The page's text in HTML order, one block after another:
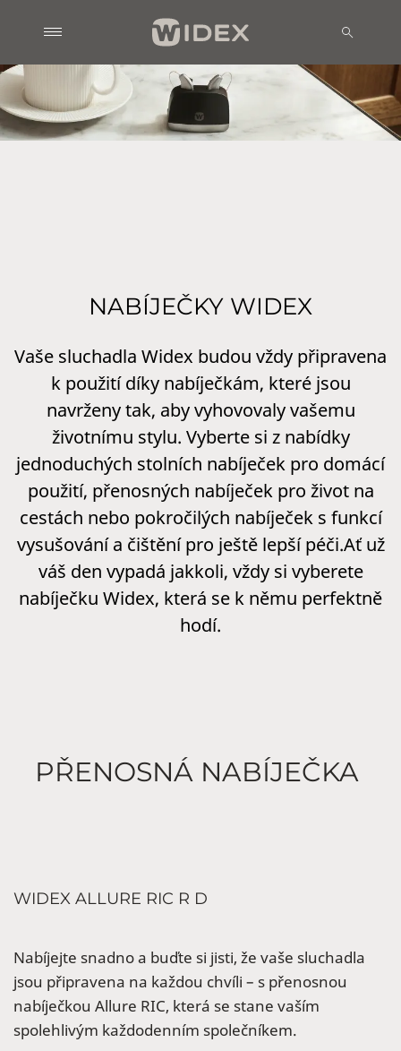
NABÍJEČKY WIDEX
Vaše sluchadla Widex budou vždy připravena
k použití díky nabíječkám, které jsou
navrženy tak, aby vyhovovaly vašemu
životnímu stylu. Vyberte si z nabídky
jednoduchých stolních nabíječek pro domácí
použití, přenosných nabíječek pro život na
cestách nebo pokročilých nabíječek s funkcí
vysušování a čištění pro ještě lepší péči.Ať už
váš den vypadá jakkoli, vždy si vyberete
nabíječku Widex, která se k němu perfektně
hodí.
PŘENOSNÁ NABÍJEČKA
WIDEX ALLURE RIC R D
Nabíjejte snadno a buďte si jisti, že vaše sluchadla
jsou připravena na každou chvíli – s přenosnou
nabíječkou Allure RIC, která se stane vaším
spolehlivým každodenním společníkem.